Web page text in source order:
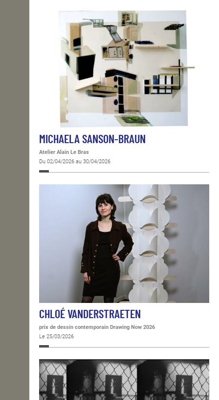
MICHAELA SANSON-BRAUN
Atelier Alain Le Bras
Du 02/04/2026 au 30/04/2026
CHLOÉ VANDERSTRAETEN
prix de dessin contemporain Drawing Now 2026
Le 25/03/2026